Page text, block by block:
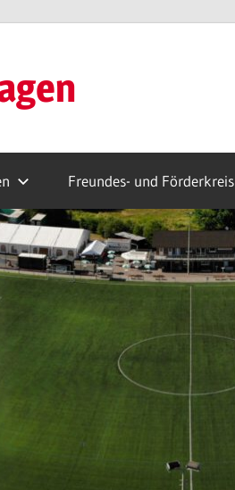
Freundes- und Förderkreis